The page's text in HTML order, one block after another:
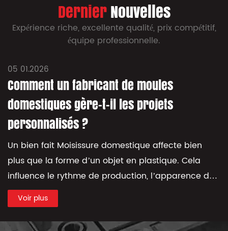
DernierNouvelles
Expérience riche, excellente qualité, prix compétitif,
équipe professionnelle.
05 01.2026
Comment un fabricant de moules
domestiques gère-t-il les projets
personnalisés ?
Un bien fait Moisissure domestique affecte bien
plus que la forme d’un objet en plastique. Cela
influence le rythme de production, l’apparence du
produit, l’équilibre de l’empreinte, ...
Voir plus